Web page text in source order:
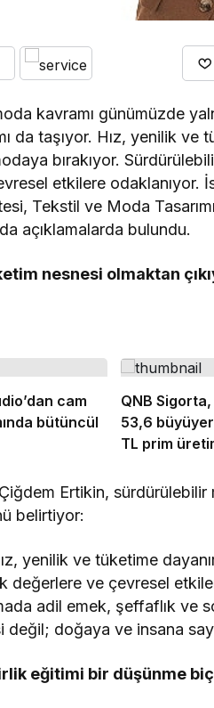
kavramı günümüzde
da taşıyor. Hız, yenilik ve
bırakıyor.
etkilere odaklanıyor.
Tekstil ve Moda
açıklamalarda bulundu.
nesnesi olmaktan
cam
bütüncül
QNB
53,6
TL prim
Ertikin, sürdürülebilir
belirtiyor:
yenilik ve tüketime
değerlere ve çevresel
adil emek, şeffaflık ve
değil; doğaya ve insana
eğitimi bir düşünme